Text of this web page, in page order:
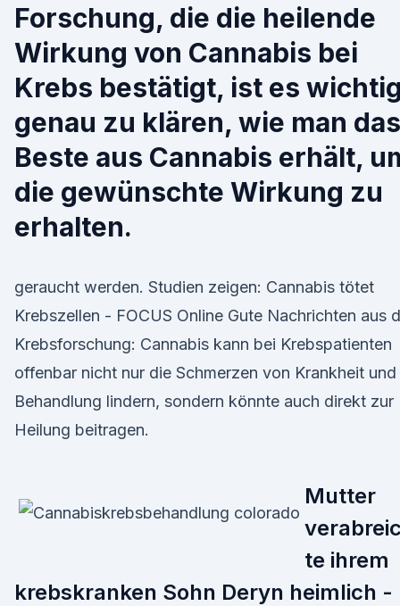
Forschung, die die heilende
Wirkung von Cannabis bei
Krebs bestätigt, ist es wichtig
genau zu klären, wie man das
Beste aus Cannabis erhält,
die gewünschte Wirkung zu
erhalten.
geraucht werden. Studien zeigen: Cannabis tötet
Krebszellen - FOCUS Online Gute Nachrichten aus
Krebsforschung: Cannabis kann bei Krebspatienten
offenbar nicht nur die Schmerzen von Krankheit und
Behandlung lindern, sondern könnte auch direkt zur
Heilung beitragen.
Mutter
te ihrem
krebskranken Sohn Deryn heimlich -